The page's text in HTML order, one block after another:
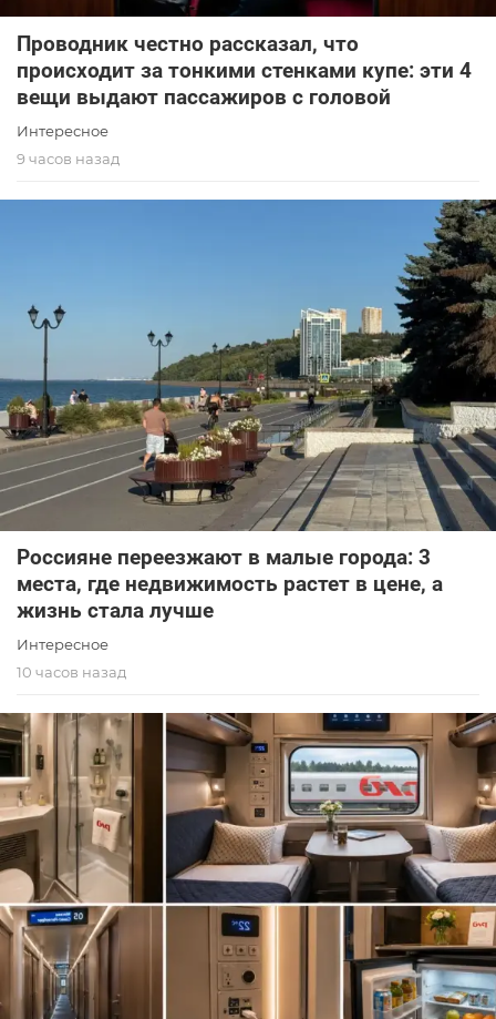
Проводник честно рассказал, что
происходит за тонкими стенками купе: эти 4
вещи выдают пассажиров с головой
Интересное
9 часов назад
Россияне переезжают в малые города: 3
места, где недвижимость растет в цене, а
жизнь стала лучше
Интересное
10 часов назад